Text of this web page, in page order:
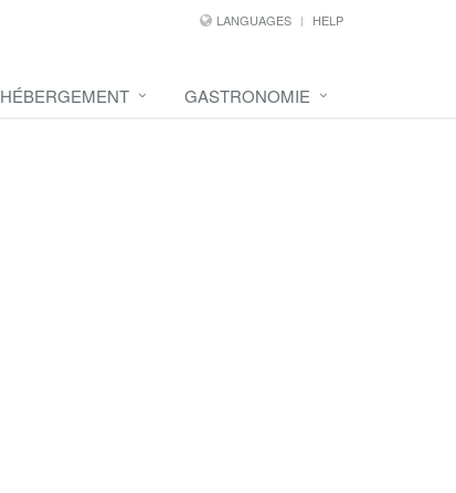
LANGUAGES HELP
HÉBERGEMENT GASTRONOMIE